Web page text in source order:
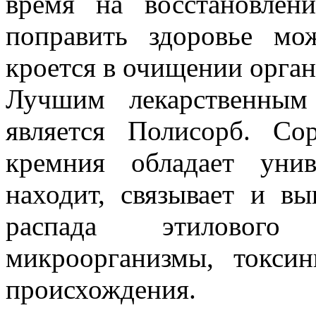
поправить здоровье
кроется в очищении
Лучшим
является Полисорб.
кремния обладает
находит, связывает и
распада этилового
микроорганизмы,
происхождения.